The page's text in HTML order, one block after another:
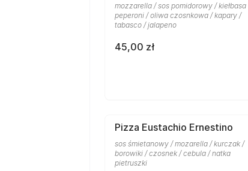
mozzarella / sos pomidorowy / kiełbasa
peperoni / oliwa czosnkowa / kapary /
tabasco / jalapeno
45,00 zł
Pizza Eustachio Ernestino
sos śmietanowy / mozarella / kurczak /
borowiki / czosnek / cebula / natka
pietruszki